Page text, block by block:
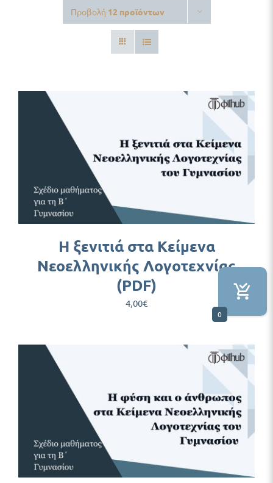
Δωρεάν Υλικό
Προβολή 12 προϊόντων
Η ξενιτιά στα Κείμενα
Νεοελληνικής Λογοτεχνίας
(PDF)
4,00€
0